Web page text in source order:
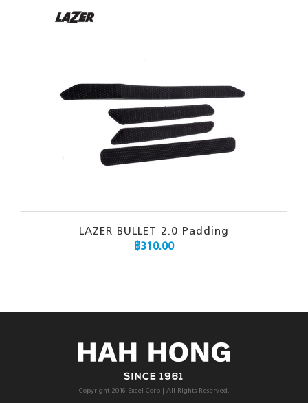
LAZER BULLET 2.0 Padding
฿310.00
Copyright 2016 Excel Corp | All Rights Reserved.